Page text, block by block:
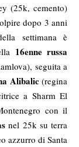
(25k, cemento)
dopo 3 anni
settimana è
16enne russa
seguita a
Alibalic(regina
a Sharm El
con il
nel 25k su terra
azzurro di Santa